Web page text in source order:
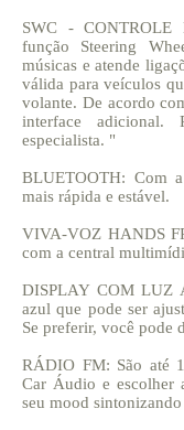
SWC -
função Steering
músicas e atende
válida para veículos
volante. De acordo
interface adicional.
especialista. "
BLUETOOTH: Com
mais rápida e estável.
VIVA-VOZ HANDS
com a central
DISPLAY COM LUZ
azul que pode ser
Se preferir, você pode
RÁDIO FM: São até
Car Áudio e escolher
seu mood